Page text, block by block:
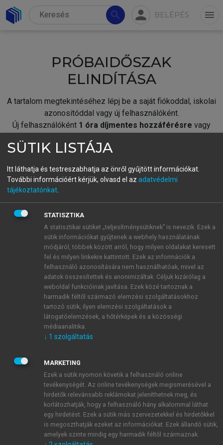
search person BELÉPÉS menu
PRÓBAIDŐSZAK
ELINDÍTÁSA
A tartalom megtekintéséhez lépj be a saját fiókoddal, iskolai
azonosítóddal vagy új felhasználóként.
Új felhasználóként 1 óra díjmentes hozzáférésre vagy
fiókoddal,vagy hozz létre új fiókot.
A regisztráció után apróbaidőszakautomatikusan
BELÉPÉS SAJÁT FIÓKKAL
ÚJ FIÓK LÉTREHOZÁSA
1 óra díjmentes hozzáférés
E-MAIL-CÍM
JELSZÓ
JELSZÓ ÚJRA
Kérek értesítést a MeRSZ újdonságairól, akcióiról.
SÜTIK LISTÁJA
Itt láthatja és testreszabhatja az önről gyűjtött információkat.
További információért kérjük, olvasd el az adatvédelmi
tájékoztatónkat
STATISZTIKA
A statisztikai sütiket „teljesítménysütiknek” is nevezik. Ezek a
sütik információkat gyűjtenek a webhely használatának
módjáról, többek között arról, hogy milyen oldalakat keresett
fel és milyen linkekre kattintott. Ezek az információk a
felhasználó azonosítására nem használhatóak, mivel az
adatok összesítettek és anonimizáltak. Céljuk kizárólag a
weboldal funkcióinak javítása. Ezek közé tartoznak a
harmadik féltől származó elemzési szolgáltatásokhoz
tartozó sütik; ilyen elemzési szolgáltatások a
látogatóelemzések, a hőtérképek és a közösségi
médiaanalitika.
↓ 1 szolgáltatás
MARKETING
Ezek a sütik nyomon követik a felhasználó online
tevékenységét. Az online tevékenységek megismerésével a
hirdetők relevánsabb reklámokat jeleníthetnek meg, és
korlátozhatják, hogy a felhasználó hány alkalommal láthat
egy hirdetést. Ezek a sütik más szervezetekkel és hirdetőkkel
is megoszthatják ezeket az információkat. Ezek állandó sütik,
amelyek szinte mindig egy harmadik féltől származnak.